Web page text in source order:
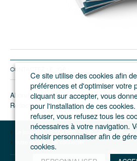
CONTACTEZ LE JGP
Abonnement/pub
Rédaction
Le journal du Grand Paris – L'actualité du
Votre compte
Se connecter
Ce site utilise des cookies afin
préférences et d'optimiser votre
cliquant sur accepter, vous
pour l'installation de ces
refuser, vous refusez tous les
nécessaires à votre navigation.
choisir personnaliser afin de
cookies.